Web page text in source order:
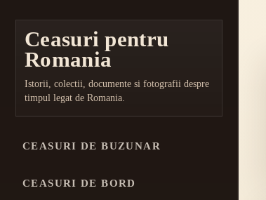
Ceasuri pentru
Romania
Istorii, colectii, documente si fotografii despre
timpul legat de Romania.
CEASURI DE BUZUNAR
CEASURI DE BORD